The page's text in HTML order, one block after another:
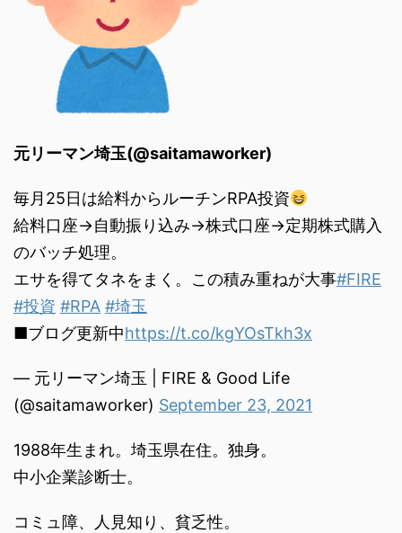
元リーマン埼玉(@saitamaworker)
毎月25日は給料からルーチンRPA投資
給料口座→自動振り込み→株式口座→定期株式購入
のバッチ処理。
エサを得てタネをまく。この積み重ねが大事#FIRE
#投資 #RPA #埼玉
■ブログ更新中https://t.co/kgYOsTkh3x
— 元リーマン埼玉 | FIRE & Good Life
(@saitamaworker) September 23, 2021
1988年生まれ。埼玉県在住。独身。
中小企業診断士。
コミュ障、人見知り、貧乏性。